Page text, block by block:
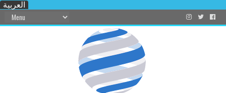
العربية